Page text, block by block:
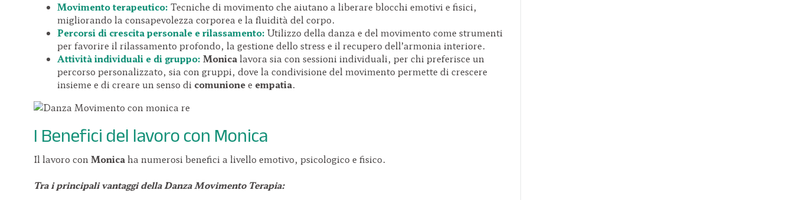
Movimento terapeutico: Tecniche di movimento che aiutano a liberare blocchi emotivi e fisici,
migliorando la consapevolezza corporea e la fluidità del corpo.
Percorsi di crescita personale e rilassamento: Utilizzo della danza e del movimento come strumenti
per favorire il rilassamento profondo, la gestione dello stress e il recupero dell’armonia interiore.
Attività individuali e di gruppo: Monicalavora sia con sessioni individuali, per chi preferisce un
percorso personalizzato, sia con gruppi, dove la condivisione del movimento permette di crescere
insieme e di creare un senso di comunionee empatia.
I Benefici del lavoro con Monica
Il lavoro conMonicaha numerosi benefici a livello emotivo, psicologico e fisico.
Tra i principali vantaggi della Danza Movimento Terapia: